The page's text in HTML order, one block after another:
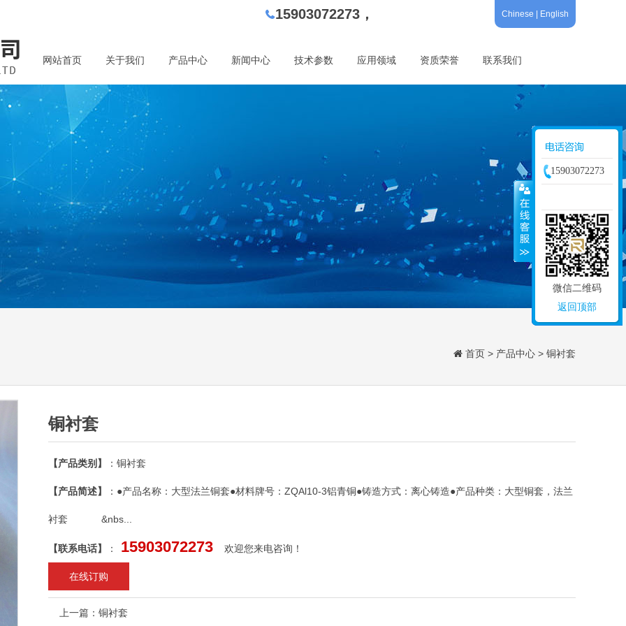
15903072273， Chinese English
网站首页 关于我们 产品中心 新闻中心 技术参数 应用领域 资质荣誉 联系我们
首页 > 产品中心 > 铜衬套
铜衬套
【产品类别】 ：铜衬套
【产品简述】 ：●产品名称：大型法兰铜套●材料牌号：ZQAl10-3铝青铜●铸造方式：离心铸造●产品种类：大型铜套，法兰
衬套 &nbs...
【联系电话】 ： 15903072273 欢迎您来电咨询！
在线订购
上一篇： 铜衬套
15903072273
微信二维码
返回顶部